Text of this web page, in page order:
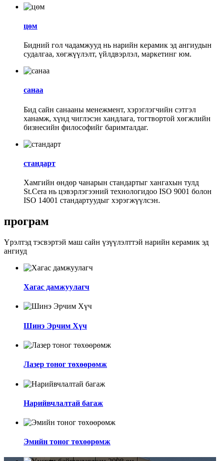
цөм
Бидний гол чадамжууд нь нарийн керамик эд ангиудын
судалгаа, хөгжүүлэлт, үйлдвэрлэл, маркетинг юм.
санаа
Бид сайн санааны менежмент, хэрэглэгчийн сэтгэл
ханамж, хүнд чиглэсэн хандлага, тогтвортой хөгжлийн
бизнесийн философийг баримталдаг.
стандарт
Хамгийн өндөр чанарын стандартыг хангахын тулд
St.Cera нь цэвэрлэгээний технологидоо ISO 9001 болон
ISO 14001 стандартуудыг хэрэгжүүлсэн.
програм
Үрэлтэд тэсвэртэй маш сайн үзүүлэлттэй нарийн керамик эд
ангиуд
Хагас дамжуулагч
Шинэ Эрчим Хүч
Лазер тоног төхөөрөмж
Нарийвчлалтай багаж
Эмийн тоног төхөөрөмж